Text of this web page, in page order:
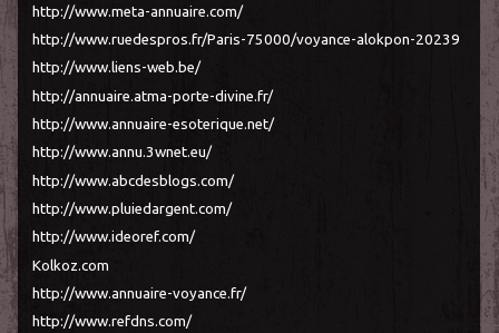
http://www.meta-annuaire.com/
http://www.ruedespros.fr/Paris-75000/voyance-alokpon-20239
http://www.liens-web.be/
http://annuaire.atma-porte-divine.fr/
http://www.annuaire-esoterique.net/
http://www.annu.3wnet.eu/
http://www.abcdesblogs.com/
http://www.pluiedargent.com/
http://www.ideoref.com/
Kolkoz.com
http://www.annuaire-voyance.fr/
http://www.refdns.com/